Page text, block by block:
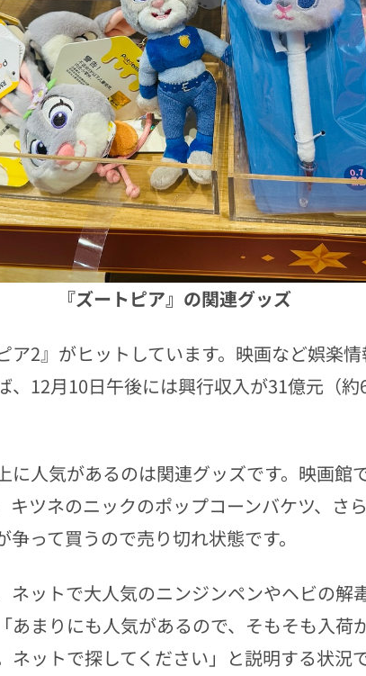
『ズートピア』の関連グッズ
ア2』がヒットしています。映画など娯楽
、12月10日午後には興行収入が31億元（
に人気があるのは関連グッズです。映画館
キツネのニックのポップコーンバケツ、さ
って買うので売り切れ状態です。
ネットで大人気のニンジンペンやヘビの解
あまりにも人気があるので、そもそも入荷
ネットで探してください」と説明する状況